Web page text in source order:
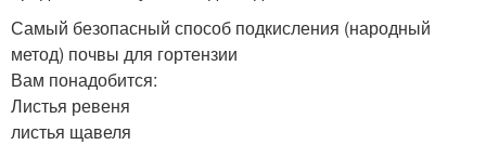
Самый безопасный способ подкисления (народный
метод) почвы для гортензии
Вам понадобится:
Листья ревеня
листья щавеля